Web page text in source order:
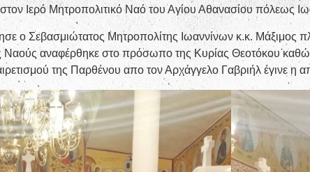
Ιερό Μητροπολιτικό Ναό του Αγίου Αθανασίου πόλεως
ο Σεβασμιώτατος Μητροπολίτης Ιωαννίνων κ.κ. Μάξιμος
Ναούς αναφέρθηκε στο πρόσωπο της Κυρίας Θεοτόκου
της Παρθένου απο τον Αρχάγγελο Γαβριήλ έγινε